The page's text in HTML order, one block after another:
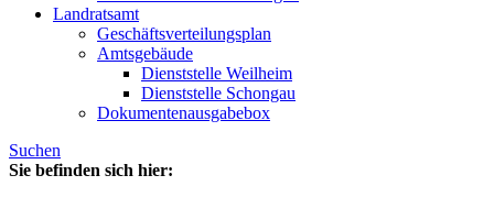
Landratsamt
Geschäftsverteilungsplan
Amtsgebäude
Dienststelle Weilheim
Dienststelle Schongau
Dokumentenausgabebox
Suchen
Sie befinden sich hier: